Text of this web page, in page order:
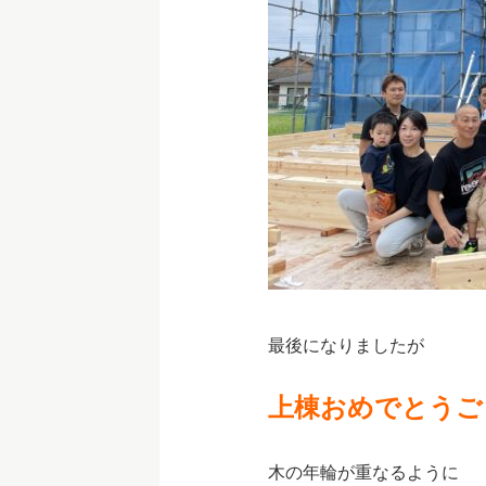
最後になりましたが
上棟おめでとう
木の年輪が重なるように